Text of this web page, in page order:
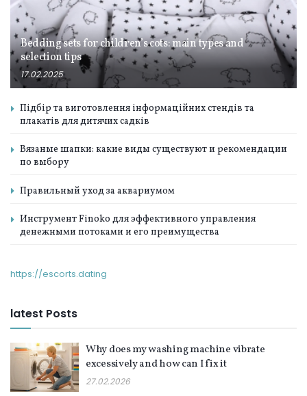
Bedding sets for children’s cots: main types and
selection tips
17.02.2025
Підбір та виготовлення інформаційних стендів та
плакатів для дитячих садків
Вязаные шапки: какие виды существуют и рекомендации
по выбору
Правильный уход за аквариумом
Инструмент Finoko для эффективного управления
денежными потоками и его преимущества
https://escorts.dating
latest Posts
Why does my washing machine vibrate
excessively and how can I fix it
27.02.2026